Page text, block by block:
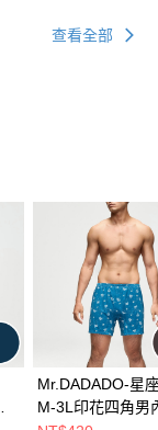
查看全部
Mr.DADADO-星
M-3L印花四角男